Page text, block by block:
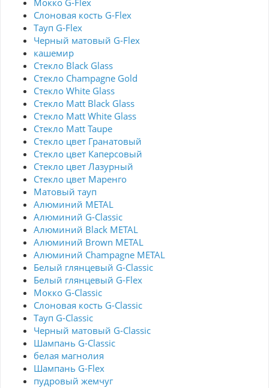
Мокко G-Flex
Слоновая кость G-Flex
Тауп G-Flex
Черный матовый G-Flex
кашемир
Стекло Black Glass
Стекло Champagne Gold
Стекло White Glass
Стекло Matt Black Glass
Стекло Matt White Glass
Стекло Matt Taupe
Стекло цвет Гранатовый
Стекло цвет Каперсовый
Стекло цвет Лазурный
Стекло цвет Маренго
Матовый тауп
Алюминий METAL
Алюминий G-Classic
Алюминий Black METAL
Алюминий Brown METAL
Алюминий Champagne METAL
Белый глянцевый G-Classic
Белый глянцевый G-Flex
Мокко G-Classic
Слоновая кость G-Classic
Тауп G-Classic
Черный матовый G-Classic
Шампань G-Classic
белая магнолия
Шампань G-Flex
пудровый жемчуг